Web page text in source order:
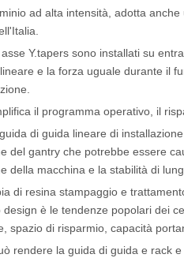
ad alta intensità, adotta
Y.tapers sono installati su
e la forza uguale durante il
il programma operativo, il
di guida lineare di
del gantry che potrebbe essere
macchina e la stabilità di
di resina stampaggio e
è le tendenze popolari dei
di risparmio, capacità
rendere la guida di guida e rack